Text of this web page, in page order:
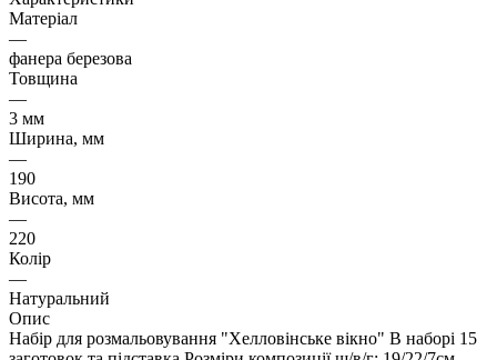
Матеріал
—
фанера березова
Товщина
—
3 мм
Ширина, мм
—
190
Висота, мм
—
220
Колір
—
Натуральний
Опис
Набір для розмальовування "Хелловінське вікно" В наборі 15